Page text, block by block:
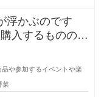
浮かぶのです
入するもののア
ず買
や参加するイベントや楽
菜